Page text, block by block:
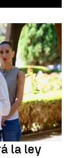
la ley